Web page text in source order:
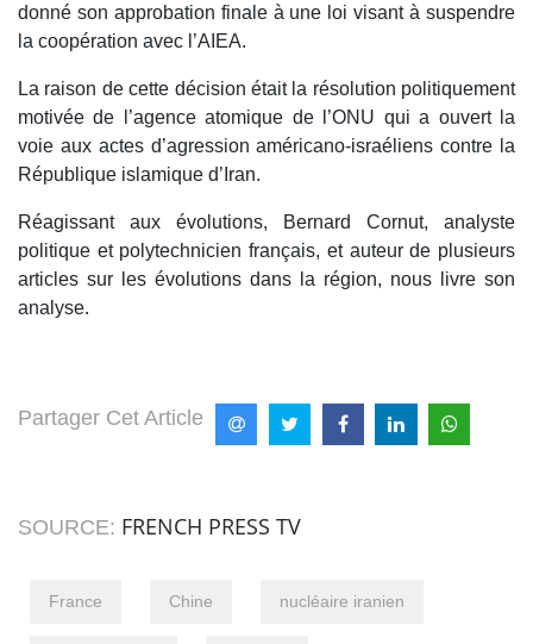
donné son approbation finale à une loi visant à suspendre
la coopération avec l’AIEA.
La raison de cette décision était la résolution politiquement
motivée de l’agence atomique de l’ONU qui a ouvert la
voie aux actes d’agression américano-israéliens contre la
République islamique d’Iran.
Réagissant aux évolutions, Bernard Cornut, analyste
politique et polytechnicien français, et auteur de plusieurs
articles sur les évolutions dans la région, nous livre son
analyse.
Partager Cet Article
SOURCE: FRENCH PRESS TV
France Chine nucléaire iranien